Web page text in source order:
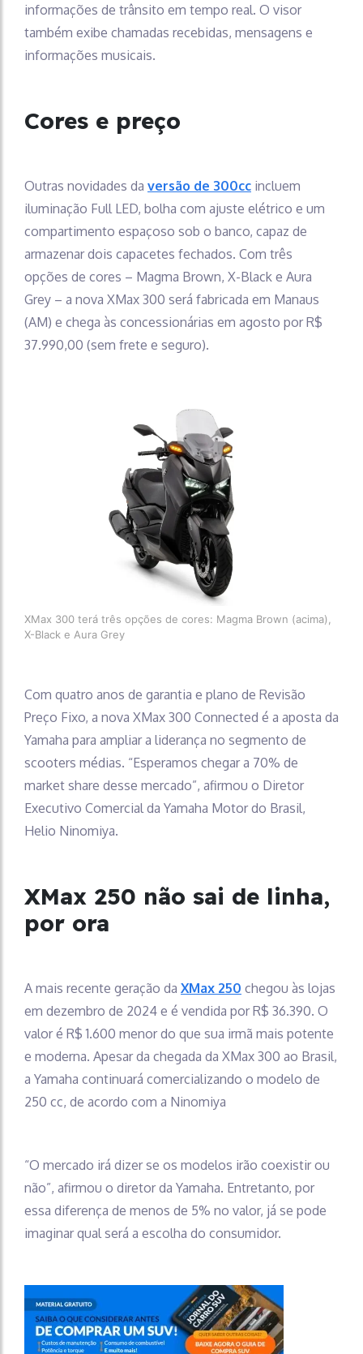
informações de trânsito em tempo real. O visor
também exibe chamadas recebidas, mensagens e
informações musicais.
Cores e preço
Outras novidades da versão de 300cc incluem
iluminação Full LED, bolha com ajuste elétrico e um
compartimento espaçoso sob o banco, capaz de
armazenar dois capacetes fechados. Com três
opções de cores – Magma Brown, X-Black e Aura
Grey – a nova XMax 300 será fabricada em Manaus
(AM) e chega às concessionárias em agosto por R$
37.990,00 (sem frete e seguro).
XMax 300 terá três opções de cores: Magma Brown (acima),
X-Black e Aura Grey
Com quatro anos de garantia e plano de Revisão
Preço Fixo, a nova XMax 300 Connected é a aposta da
Yamaha para ampliar a liderança no segmento de
scooters médias. “Esperamos chegar a 70% de
market share desse mercado”, afirmou o Diretor
Executivo Comercial da Yamaha Motor do Brasil,
Helio Ninomiya.
XMax 250 não sai de linha,
por ora
A mais recente geração da XMax 250 chegou às lojas
em dezembro de 2024 e é vendida por R$ 36.390. O
valor é R$ 1.600 menor do que sua irmã mais potente
e moderna. Apesar da chegada da XMax 300 ao Brasil,
a Yamaha continuará comercializando o modelo de
250 cc, de acordo com a Ninomiya
“O mercado irá dizer se os modelos irão coexistir ou
não”, afirmou o diretor da Yamaha. Entretanto, por
essa diferença de menos de 5% no valor, já se pode
imaginar qual será a escolha do consumidor.